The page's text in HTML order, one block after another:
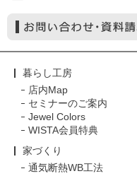
暮らし工房
店内Map
セミナーのご案内
Jewel Colors
WISTA会員特典
家づくり
通気断熱WB工法